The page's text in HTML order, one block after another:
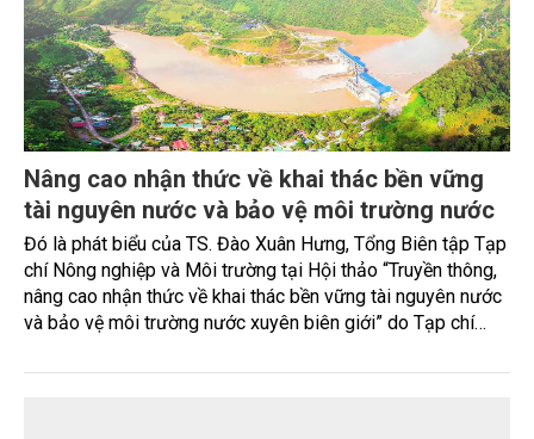
trong nước và quốc tế đón nhận.